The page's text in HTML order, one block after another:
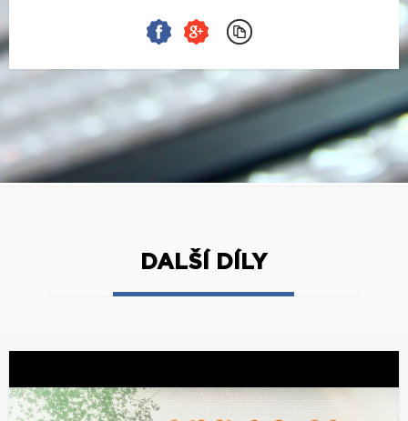
DALŠÍ DÍLY